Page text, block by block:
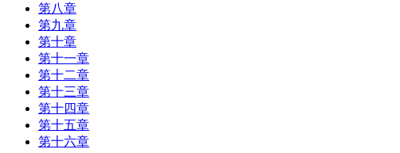
第八章
第九章
第十章
第十一章
第十二章
第十三章
第十四章
第十五章
第十六章